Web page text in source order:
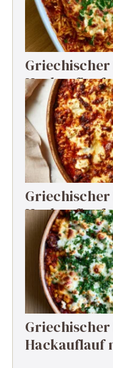
Hackauflauf
Hackauflauf
Hackauflauf